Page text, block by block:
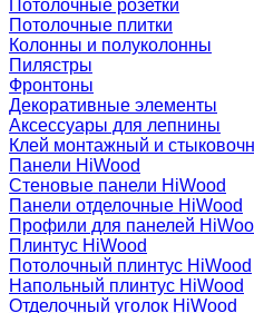
Потолочные розетки
Потолочные плитки
Колонны и полуколонны
Пилястры
Фронтоны
Декоративные элементы
Аксессуары для лепнины
Клей монтажный и
Панели HiWood
Стеновые панели HiWood
Панели отделочные HiWood
Профили для панелей
Плинтус HiWood
Потолочный плинтус HiWood
Напольный плинтус HiWood
Отделочный уголок HiWood